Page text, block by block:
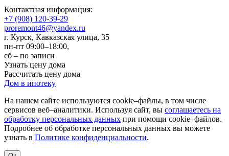
Контактная информация:
+7 (908) 120-39-29
proremont46@yandex.ru
г. Курск, Кавказская улица, 35
пн-пт 09:00–18:00,
сб – по записи
Узнать цену дома
Рассчитать цену дома
Дом в ипотеку
На нашем сайте используются cookie–файлы, в том числе
сервисов веб–аналитики. Используя сайт, вы соглашаетесь на
обработку персональных данных при помощи cookie–файлов.
Подробнее об обработке персональных данных вы можете
узнать в Политике конфиденциальности.